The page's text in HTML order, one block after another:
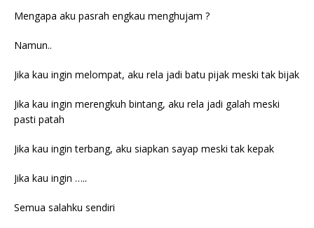
Mengapa aku pasrah engkau menghujam ?
Namun..
Jika kau ingin melompat, aku rela jadi batu pijak meski tak bijak
Jika kau ingin merengkuh bintang, aku rela jadi galah meski
pasti patah
Jika kau ingin terbang, aku siapkan sayap meski tak kepak
Jika kau ingin …..
Semua salahku sendiri